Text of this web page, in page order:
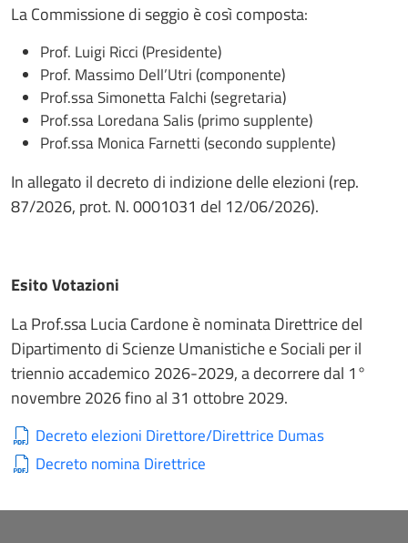
La Commissione di seggio è così composta:
Prof. Luigi Ricci (Presidente)
Prof. Massimo Dell’Utri (componente)
Prof.ssa Simonetta Falchi (segretaria)
Prof.ssa Loredana Salis (primo supplente)
Prof.ssa Monica Farnetti (secondo supplente)
In allegato il decreto di indizione delle elezioni (rep.
87/2026, prot. N. 0001031 del 12/06/2026).
Esito Votazioni
La Prof.ssa Lucia Cardone è nominata Direttrice del
Dipartimento di Scienze Umanistiche e Sociali per il
triennio accademico 2026-2029, a decorrere dal 1°
novembre 2026 fino al 31 ottobre 2029.
Decreto elezioni Direttore/Direttrice Dumas
Decreto nomina Direttrice